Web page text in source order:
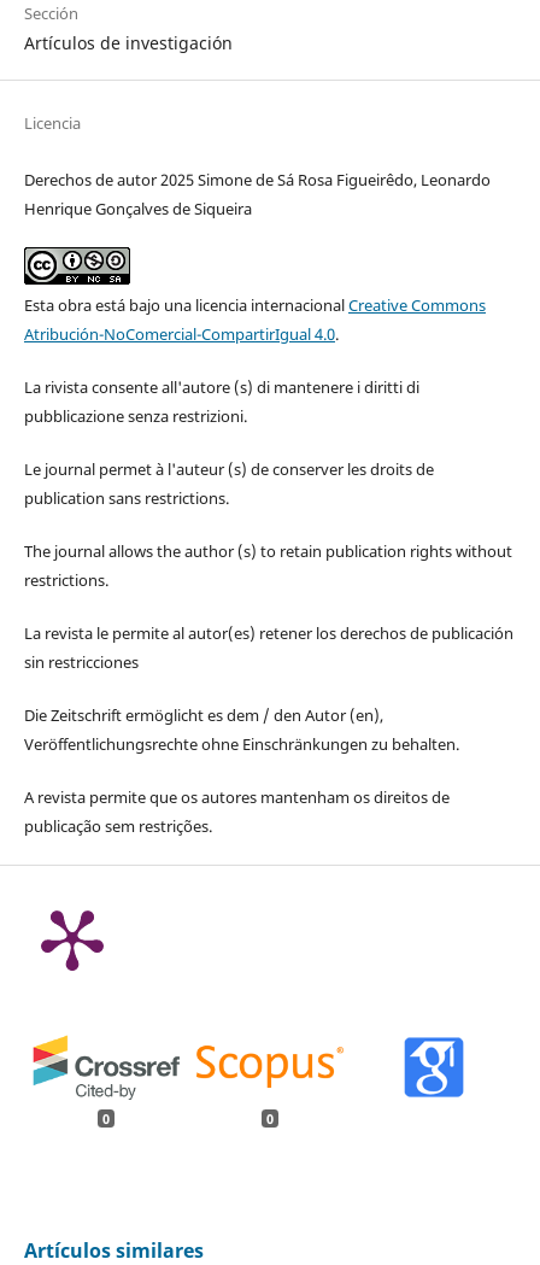
Sección
Artículos de investigación
Licencia
Derechos de autor 2025 Simone de Sá Rosa Figueirêdo, Leonardo
Henrique Gonçalves de Siqueira
Esta obra está bajo una licencia internacionalCreative Commons
Atribución-NoComercial-CompartirIgual 4.0.
La rivista consente all'autore (s) di mantenere i diritti di
pubblicazione senza restrizioni.
Le journal permet à l'auteur (s) de conserver les droits de
publication sans restrictions.
The journal allows the author (s) to retain publication rights without
restrictions.
La revista le permite al autor(es) retener los derechos de publicación
sin restricciones
Die Zeitschrift ermöglicht es dem / den Autor (en),
Veröffentlichungsrechte ohne Einschränkungen zu behalten.
A revista permite que os autores mantenham os direitos de
publicação sem restrições.
0 0
Artículos similares